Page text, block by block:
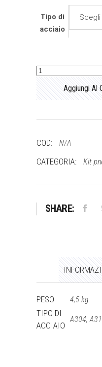
Tipo di
acciaio
Scegli
Kit
pneumatico
Ø
quantità
Aggiungi Al
COD: N/A
CATEGORIA: Kit
SHARE:
PESO 4,5 kg
TIPO DI
ACCIAIO
A304,